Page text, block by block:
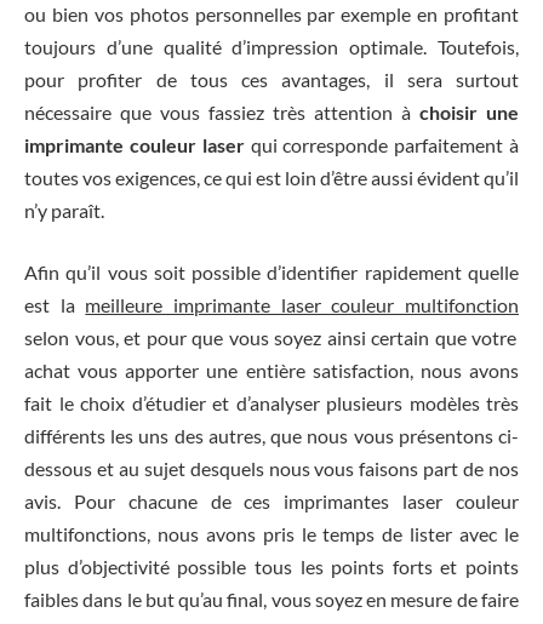
ou bien vos photos personnelles par exemple en profitant
toujours d’une qualité d’impression optimale. Toutefois,
pour profiter de tous ces avantages, il sera surtout
nécessaire que vous fassiez très attention à choisir une
imprimante couleur laserqui corresponde parfaitement à
toutes vos exigences, ce qui est loin d’être aussi évident qu’il
n’y paraît.
Afin qu’il vous soit possible d’identifier rapidement quelle
est la meilleure imprimante laser couleur multifonction
selon vous, et pour que vous soyez ainsi certain que votre
achat vous apporter une entière satisfaction, nous avons
fait le choix d’étudier et d’analyser plusieurs modèles très
différents les uns des autres, que nous vous présentons ci-
dessous et au sujet desquels nous vous faisons part de nos
avis. Pour chacune de ces imprimantes laser couleur
multifonctions, nous avons pris le temps de lister avec le
plus d’objectivité possible tous les points forts et points
faibles dans le but qu’au final, vous soyez en mesure de faire